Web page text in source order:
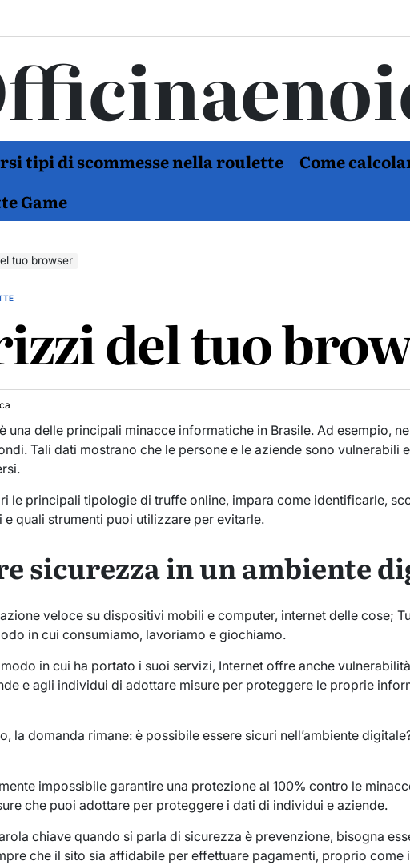
tipi di scommesse nella roulette
Come
Game
tuo browser
del tuo
una delle principali minacce informatiche in Brasile. Ad esempio,
Tali dati mostrano che le persone e le aziende sono vulnerabili
le principali tipologie di truffe online, impara come identificarle,
quali strumenti puoi utilizzare per evitarle.
sicurezza in un ambiente
veloce su dispositivi mobili e computer, internet delle cose;
in cui consumiamo, lavoriamo e giochiamo.
in cui ha portato i suoi servizi, Internet offre anche
e agli individui di adottare misure per proteggere le proprie
la domanda rimane: è possibile essere sicuri nell’ambiente
impossibile garantire una protezione al 100% contro le
che puoi adottare per proteggere i dati di individui e aziende.
chiave quando si parla di sicurezza è prevenzione, bisogna
che il sito sia affidabile per effettuare pagamenti, proprio come